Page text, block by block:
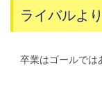
ライバルよ
卒業はゴールでは